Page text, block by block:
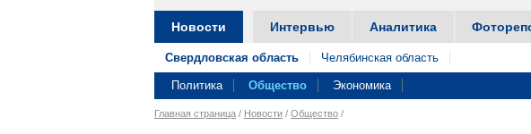
Новости Интервью Аналитика
Свердловская область Челябинская область
Политика Общество Экономика
Главная страница / Новости / Общество /